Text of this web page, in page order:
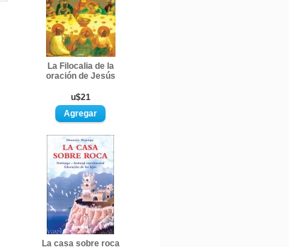
La Filocalia de la
oración de Jesús
u$21
La casa sobre roca